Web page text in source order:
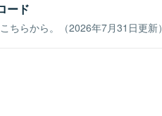
ード
ちらから。（2026年7月31日更新）